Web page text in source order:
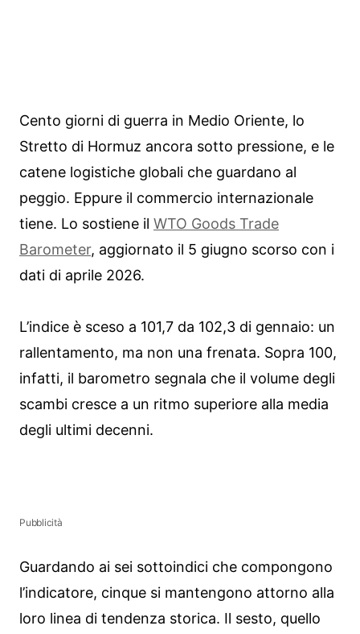
Cento giorni di guerra in Medio Oriente, lo
Stretto di Hormuz ancora sotto pressione, e le
catene logistiche globali che guardano al
peggio. Eppure il commercio internazionale
tiene. Lo sostiene il WTO Goods Trade
Barometer, aggiornato il 5 giugno scorso con i
dati di aprile 2026.
L’indice è sceso a 101,7 da 102,3 di gennaio: un
rallentamento, ma non una frenata. Sopra 100,
infatti, il barometro segnala che il volume degli
scambi cresce a un ritmo superiore alla media
degli ultimi decenni.
Pubblicità
Guardando ai sei sottoindici che compongono
l’indicatore, cinque si mantengono attorno alla
loro linea di tendenza storica. Il sesto, quello